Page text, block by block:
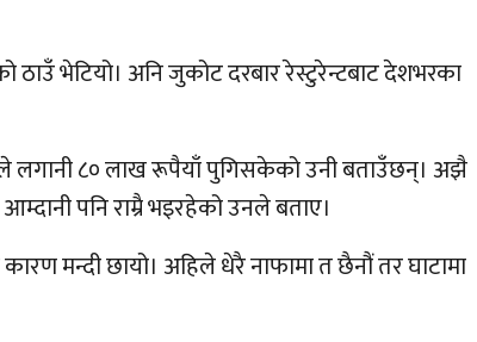
ठाउँ भेटियो। अनि जुकोट दरबार रेस्टुरेन्टबाट देशभरका
लगानी ८० लाख रूपैयाँ पुगिसकेको उनी बताउँछन्। अझै
पनि राम्रै भइरहेको उनले बताए।
मन्दी छायो। अहिले धेरै नाफामा त छैनौं तर घाटामा